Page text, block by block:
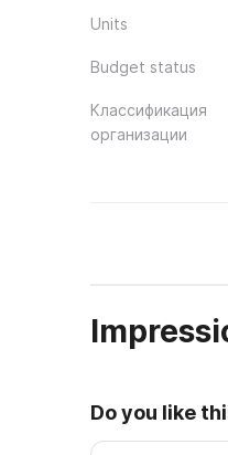
Units
Budget status
Классификация
организации
Do you like